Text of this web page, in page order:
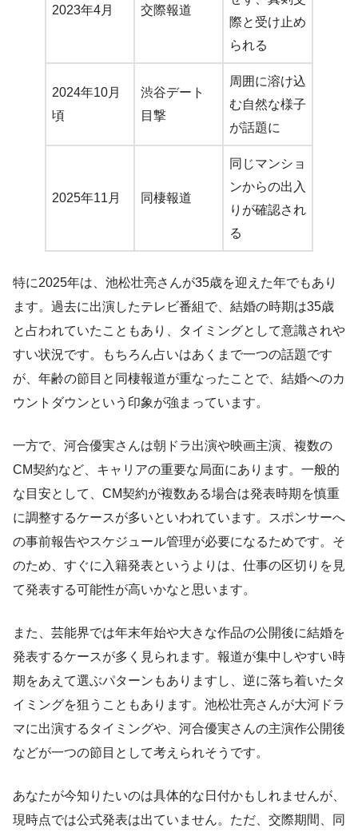
2023年4月 交際報道
際と受け止め
られる
2024年10月
頃
渋谷デート
目撃
周囲に溶け込
む自然な様子
が話題に
2025年11月 同棲報道
同じマンショ
ンからの出入
りが確認され
る
特に2025年は、池松壮亮さんが35歳を迎えた年でもあり
ます。過去に出演したテレビ番組で、結婚の時期は35歳
と占われていたこともあり、タイミングとして意識されや
すい状況です。もちろん占いはあくまで一つの話題です
が、年齢の節目と同棲報道が重なったことで、結婚へのカ
ウントダウンという印象が強まっています。
一方で、河合優実さんは朝ドラ出演や映画主演、複数の
CM契約など、キャリアの重要な局面にあります。一般的
な目安として、CM契約が複数ある場合は発表時期を慎重
に調整するケースが多いといわれています。スポンサーへ
の事前報告やスケジュール管理が必要になるためです。そ
のため、すぐに入籍発表というよりは、仕事の区切りを見
て発表する可能性が高いかなと思います。
また、芸能界では年末年始や大きな作品の公開後に結婚を
発表するケースが多く見られます。報道が集中しやすい時
期をあえて選ぶパターンもありますし、逆に落ち着いたタ
イミングを狙うこともあります。池松壮亮さんが大河ドラ
マに出演するタイミングや、河合優実さんの主演作公開後
などが一つの節目として考えられそうです。
あなたが今知りたいのは具体的な日付かもしれませんが、
現時点では公式発表は出ていません。ただ、交際期間、同